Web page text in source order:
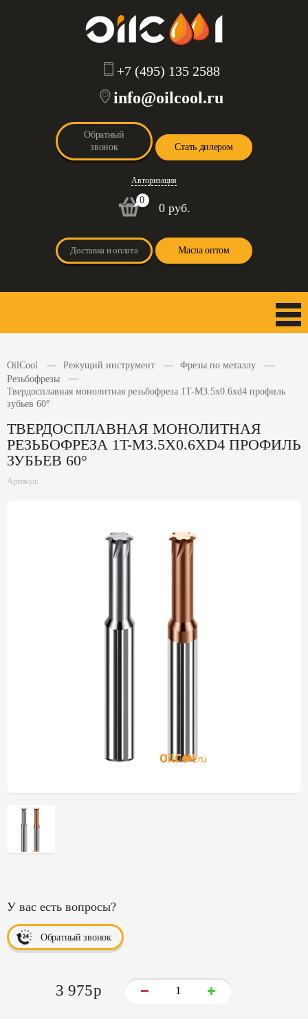
+7 (495) 135 2588
info@oilcool.ru
Обратный
звонок
Стать дилером
Авторизация
0
0 руб.
Доставка и оплата Масла оптом
OilCool Режущий инструмент
Фрезы по металлу
Резьбофрезы
Твердосплавная монолитная резьбофреза 1T-M3.5x0.6xd4 профиль
зубьев 60°
ТВЕРДОСПЛАВНАЯ МОНОЛИТНАЯ
РЕЗЬБОФРЕЗА 1T-M3.5X0.6XD4 ПРОФИЛЬ
ЗУБЬЕВ 60°
Артикул:
У вас есть вопросы?
Обратный звонок
3 975p